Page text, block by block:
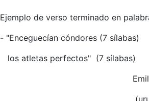
Ejemplo de verso terminado en
- "Enceguecían cóndores (7 sílabas)
los atletas perfectos" (7 sílabas)
Emilio